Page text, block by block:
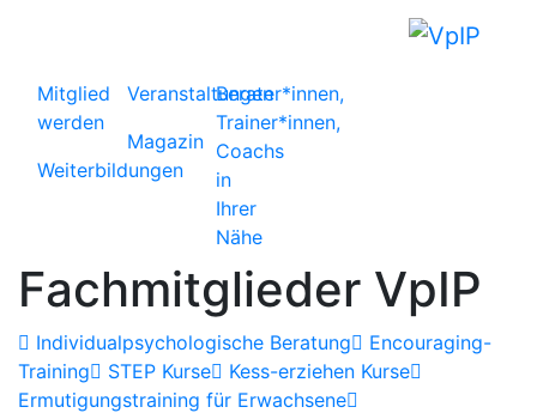
Mitglied
werden
Weiterbildungen
Veranstaltungen
Magazin
Berater*innen,
Trainer*innen,
Coachs
in
Ihrer
Nähe
Fachmitglieder VpIP
Individualpsychologische Beratung
Encouraging-
Training
STEP Kurse
Kess-erziehen Kurse
Ermutigungstraining für Erwachsene